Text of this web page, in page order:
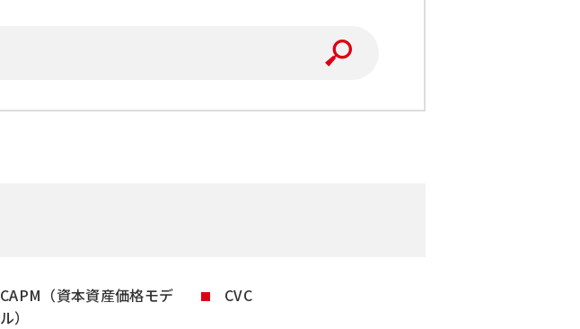
CAPM（資本資産価格モデ
ル）
CVC